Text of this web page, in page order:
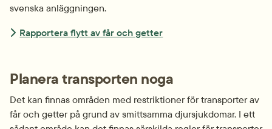
svenska anläggningen.
Rapportera flytt av får och getter
Planera transporten noga
Det kan finnas områden med restriktioner för transporter av
får och getter på grund av smittsamma djursjukdomar. I ett